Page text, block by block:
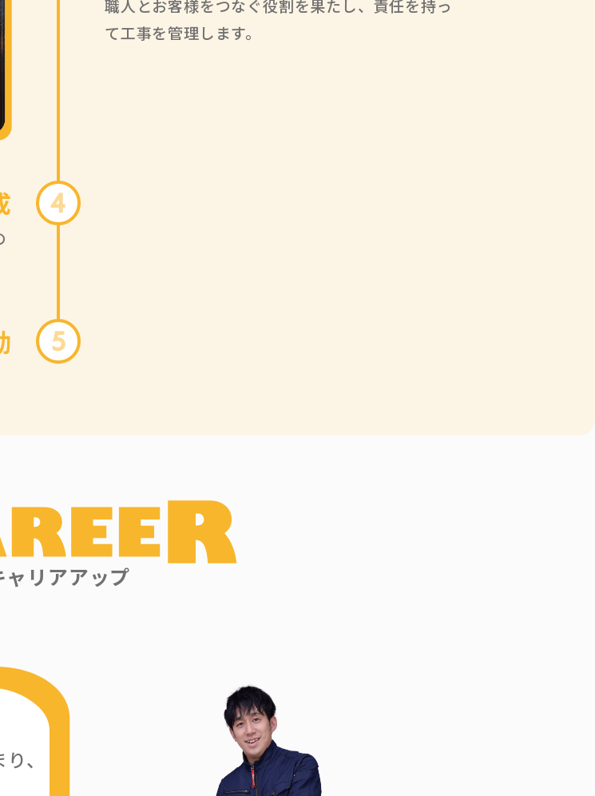
職人とお客様をつなぐ役割を果たし、責任を持っ
て工事を管理します。
4
5
ャリアアップ
、